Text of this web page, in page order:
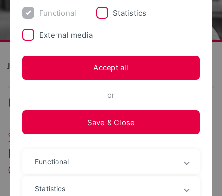
Jubiläum 50 Jahre TH OWL
Sonderausgabe des
Hochschulmagazins „Made by TH
OWL“
Functional Statistics
External media
Accept all
or
Save & Close
Functional
Statistics